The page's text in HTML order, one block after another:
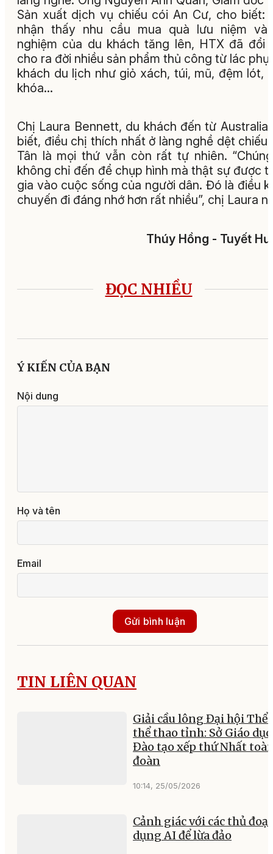
Sản xuất dịch vụ chiếu cói An Cư, cho biết:
nhận thấy nhu cầu mua quà lưu niệm và
nghiệm của du khách tăng lên, HTX đã đổi
cho ra đời nhiều sản phẩm thủ công từ lác
khách du lịch như giỏ xách, túi, mũ, đệm lót,
khóa…
Chị Laura Bennett, du khách đến từ Australia
biết, điều chị thích nhất ở làng nghề dệt chiếu
Tân là mọi thứ vẫn còn rất tự nhiên.
không chỉ đến để chụp hình mà thật sự được
gia vào cuộc sống của người dân. Đó là điều
chuyến đi đáng nhớ hơn rất nhiều”, chị Laura
Thúy Hồng - Tuyết
ĐỌC NHIỀU
Ý KIẾN CỦA BẠN
Nội dung
Họ và tên
Email
Gửi bình luận
TIN LIÊN QUAN
Giải cầu lông Đại hội Thể
thể thao tỉnh: Sở Giáo dục
Đào tạo xếp thứ Nhất
đoàn
10:14, 25/05/2026
Cảnh giác với các thủ
dụng AI để lừa đảo